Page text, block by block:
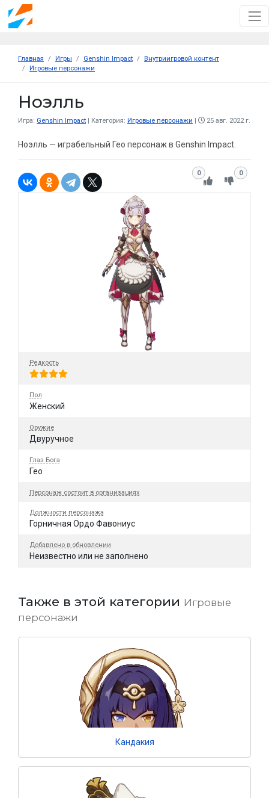
Главная Игры Genshin Impact
Внутриигровой контент
Игровые персонажи
Ноэлль
Игра: Genshin Impact Категория: Игровые персонажи 25 авг. 2022 г.
Ноэлль — играбельный Гео персонаж в Genshin Impact.
0 0
Редкость
Пол
Женский
Оружие
Двуручное
Глаз Бога
Гео
Персонаж состоит в организациях
Должности персонажа
Горничная Ордо Фавониус
Добавлено в обновлении
Неизвестно или не заполнено
Также в этой категории Игровые
персонажи
Кандакия